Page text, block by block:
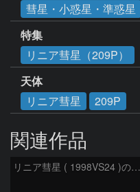
彗星・小惑星・準惑星
特集
リニア彗星（209P）
天体
リニア彗星
209P
関連作品
リニア彗星 ( 1998VS24 )の予報位置：2026/07/27